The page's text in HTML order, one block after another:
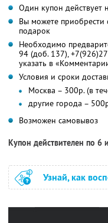
Один купон действует
Вы можете приобрести
подарок
Необходимо
94 (доб. 137),
указать в
Условия и сроки
Москва – 300р. (в
другие города –
Возможен самовывоз
Купон действителен по 6
Узнай, как